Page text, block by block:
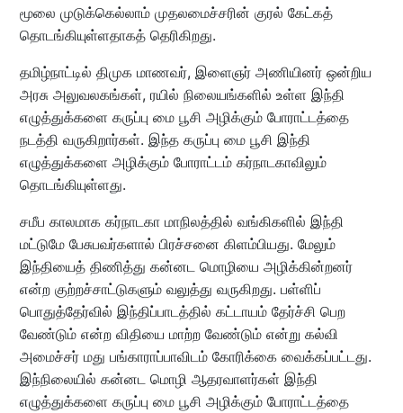
மூலை முடுக்கெல்லாம் முதலமைச்சரின் குரல் கேட்கத்
தொடங்கியுள்ளதாகத் தெரிகிறது.
தமிழ்நாட்டில் திமுக மாணவர், இளைஞர் அணியினர் ஒன்றிய
அரசு அலுவலகங்கள், ரயில் நிலையங்களில் உள்ள இந்தி
எழுத்துக்களை கருப்பு மை பூசி அழிக்கும் போராட்டத்தை
நடத்தி வருகிறார்கள். இந்த கருப்பு மை பூசி இந்தி
எழுத்துக்களை அழிக்கும் போராட்டம் கர்நாடகாவிலும்
தொடங்கியுள்ளது.
சமீப காலமாக கர்நாடகா மாநிலத்தில் வங்கிகளில் இந்தி
மட்டுமே பேசுபவர்களால் பிரச்சனை கிளம்பியது. மேலும்
இந்தியைத் திணித்து கன்னட மொழியை அழிக்கின்றனர்
என்ற குற்றச்சாட்டுகளும் வலுத்து வருகிறது. பள்ளிப்
பொதுத்தேர்வில் இந்திப்பாடத்தில் கட்டாயம் தேர்ச்சி பெற
வேண்டும் என்ற விதியை மாற்ற வேண்டும் என்று கல்வி
அமைச்சர் மது பங்காராப்பாவிடம் கோரிக்கை வைக்கப்பட்டது.
இந்நிலையில் கன்னட மொழி ஆதரவாளர்கள் இந்தி
எழுத்துக்களை கருப்பு மை பூசி அழிக்கும் போராட்டத்தை